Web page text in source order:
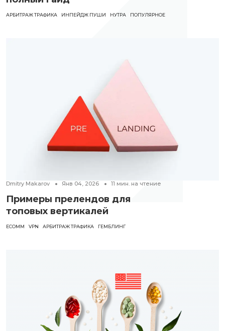
АРБИТРАЖ ТРАФИКА ИНПЕЙДЖ ПУШИ НУТРА ПОПУЛЯРНОЕ
Dmitry Makarov Янв 04, 2026 11 мин. на чтение
Примеры прелендов для
топовых вертикалей
ECOMM VPN АРБИТРАЖ ТРАФИКА ГЕМБЛИНГ